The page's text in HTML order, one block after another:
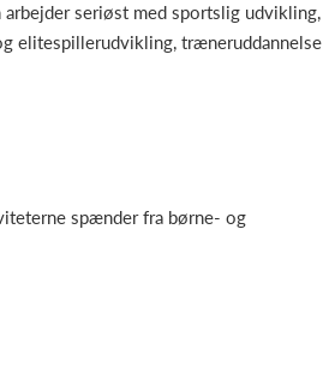
seriøst med sportslig udvikling,
elitespillerudvikling, træneruddannelse
spænder fra børne- og